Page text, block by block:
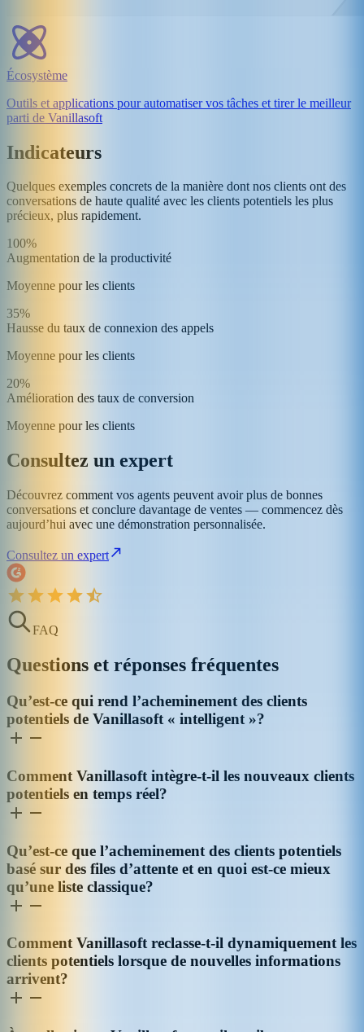
Écosystème
Outils et applications pour automatiser vos tâches et tirer le meilleur
parti de Vanillasoft
Indicateurs
Quelques exemples concrets de la manière dont nos clients ont des
conversations de haute qualité avec les clients potentiels les plus
précieux, plus rapidement.
100%
Augmentation de la productivité
Moyenne pour les clients
35%
Hausse du taux de connexion des appels
Moyenne pour les clients
20%
Amélioration des taux de conversion
Moyenne pour les clients
Consultez un expert
Découvrez comment vos agents peuvent avoir plus de bonnes
conversations et conclure davantage de ventes — commencez dès
aujourd’hui avec une démonstration personnalisée.
Consultez un expert
FAQ
Questions et réponses fréquentes
Qu’est-ce qui rend l’acheminement des clients
potentiels de Vanillasoft « intelligent »?
Comment Vanillasoft intègre-t-il les nouveaux clients
potentiels en temps réel?
Qu’est-ce que l’acheminement des clients potentiels
basé sur des files d’attente et en quoi est-ce mieux
qu’une liste classique?
Comment Vanillasoft reclasse-t-il dynamiquement les
clients potentiels lorsque de nouvelles informations
arrivent?